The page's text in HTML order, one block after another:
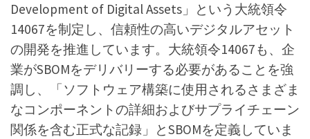
Development of Digital Assets」という大統領令
14067を制定し、信頼性の高いデジタルアセット
の開発を推進しています。大統領令14067も、企
業がSBOMをデリバリーする必要があることを強
調し、「ソフトウェア構築に使用されるさまざま
なコンポーネントの詳細およびサプライチェーン
関係を含む正式な記録」とSBOMを定義していま